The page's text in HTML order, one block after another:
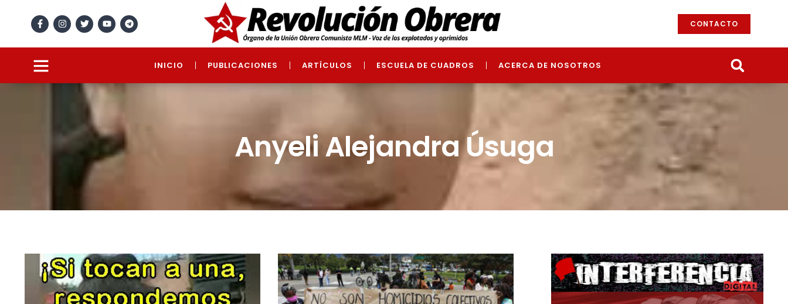
CONTACTO
INICIO PUBLICACIONES ARTÍCULOS ESCUELA DE CUADROS ACERCA DE NOSOTROS
Anyeli Alejandra Úsuga